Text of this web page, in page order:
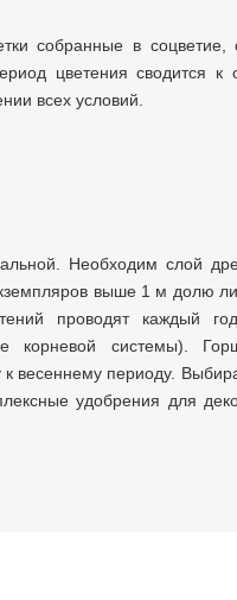
собранные в соцветие,
цветения сводится к
всех условий.
Необходим слой
выше 1 м долю
проводят каждый
корневой системы).
весеннему периоду.
удобрения для